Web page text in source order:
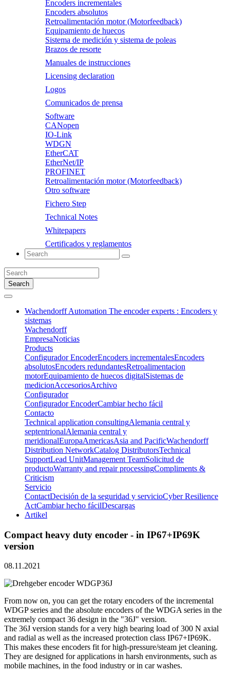
Encoders incrementales
Encoders absolutos
Retroalimentación motor (Motorfeedback)
Equipamiento de huecos
Sistema de medición y sistema de poleas
Brazos de resorte
Manuales de instrucciones
Licensing declaration
Logos
Comunicados de prensa
Software
CANopen
IO-Link
WDGN
EtherCAT
EtherNet/IP
PROFINET
Retroalimentación motor (Motorfeedback)
Otro software
Fichero Step
Technical Notes
Whitepapers
Certificados y reglamentos
Search
Wachendorff Automation The encoder experts : Encoders y
sistemas
Wachendorff
EmpresaNoticias
Products
Configurador EncoderEncoders incrementalesEncoders
absolutosEncoders redundantesRetroalimentacion
motorEquipamiento de huecos digitalSistemas de
medicionAccesoriosArchivo
Configurador
Configurador EncoderCambiar hecho fácil
Contacto
Technical application consultingAlemania central y
septentrionalAlemania central y
meridionalEuropaAmericasAsia and PacificWachendorff
Distribution NetworkCatalog DistributorsTechnical
SupportLead UnitManagement TeamSolicitud de
productoWarranty and repair processingCompliments &
Criticism
Servicio
ContactDecisión de la seguridad y servicioCyber Resilience
ActCambiar hecho fácilDescargas
Artikel
Compact heavy duty encoder - in IP67+IP69K
version
08.11.2021
From now on, you can get the rotary encoders of the incremental
WDGP series and the absolute encoders of the WDGA series in the
extremely compact 36 design in the "36J" version.
The 36J version stands for a very high bearing load of 300 N axial
and radial as well as the increased protection class IP67+IP69K.
This makes these encoders fit for high-pressure/steam jet cleaning.
They are designed for applications in harsh environments, such as
mobile machines, in the food industry or in car washes.